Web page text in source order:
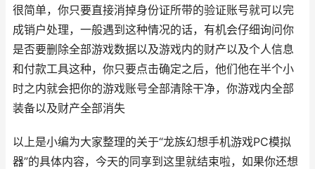
很简单，你只要直接消掉身份证所带的验证账号就可以完
成销户处理，一般遇到这种情况的话，有机会仔细询问你
是否要删除全部游戏数据以及游戏内的财产以及个人信息
和付款工具这种，你只要点击确定之后，他们他在半个小
时之内就会把你的游戏账号全部清除干净，你游戏内全部
装备以及财产全部消失
以上是小编为大家整理的关于“龙族幻想手机游戏PC模拟
器”的具体内容，今天的同享到这里就结束啦，如果你还想